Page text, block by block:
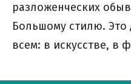
разложенческих
Большому стилю.
всем: в искусстве, в